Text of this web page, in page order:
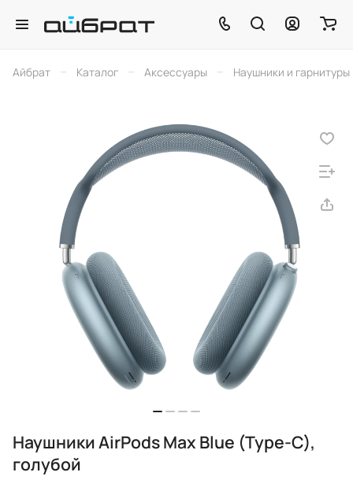
Айбрат – Каталог – Аксессуары – Наушники и гарнитуры
Наушники AirPods Max Blue (Type-C),
голубой